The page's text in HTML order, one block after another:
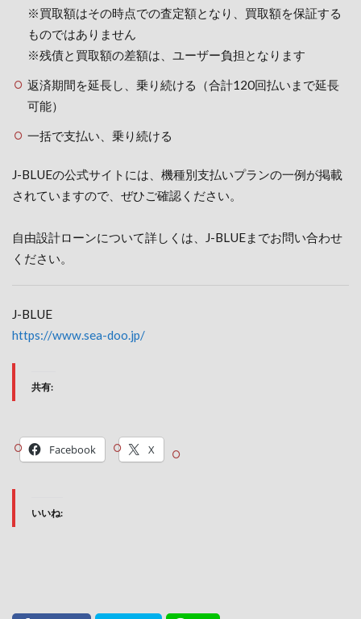
※買取額はその時点での査定額となり、買取額を保証する
ものではありません
※残債と買取額の差額は、ユーザー負担となります
返済期間を延長し、乗り続ける（合計120回払いまで延長
可能）
一括で支払い、乗り続ける
J-BLUEの公式サイトには、機種別支払いプランの一例が掲載
されていますので、ぜひご確認ください。
自由設計ローンについて詳しくは、J-BLUEまでお問い合わせ
ください。
J-BLUE
https://www.sea-doo.jp/
共有:
Facebook X
いいね: